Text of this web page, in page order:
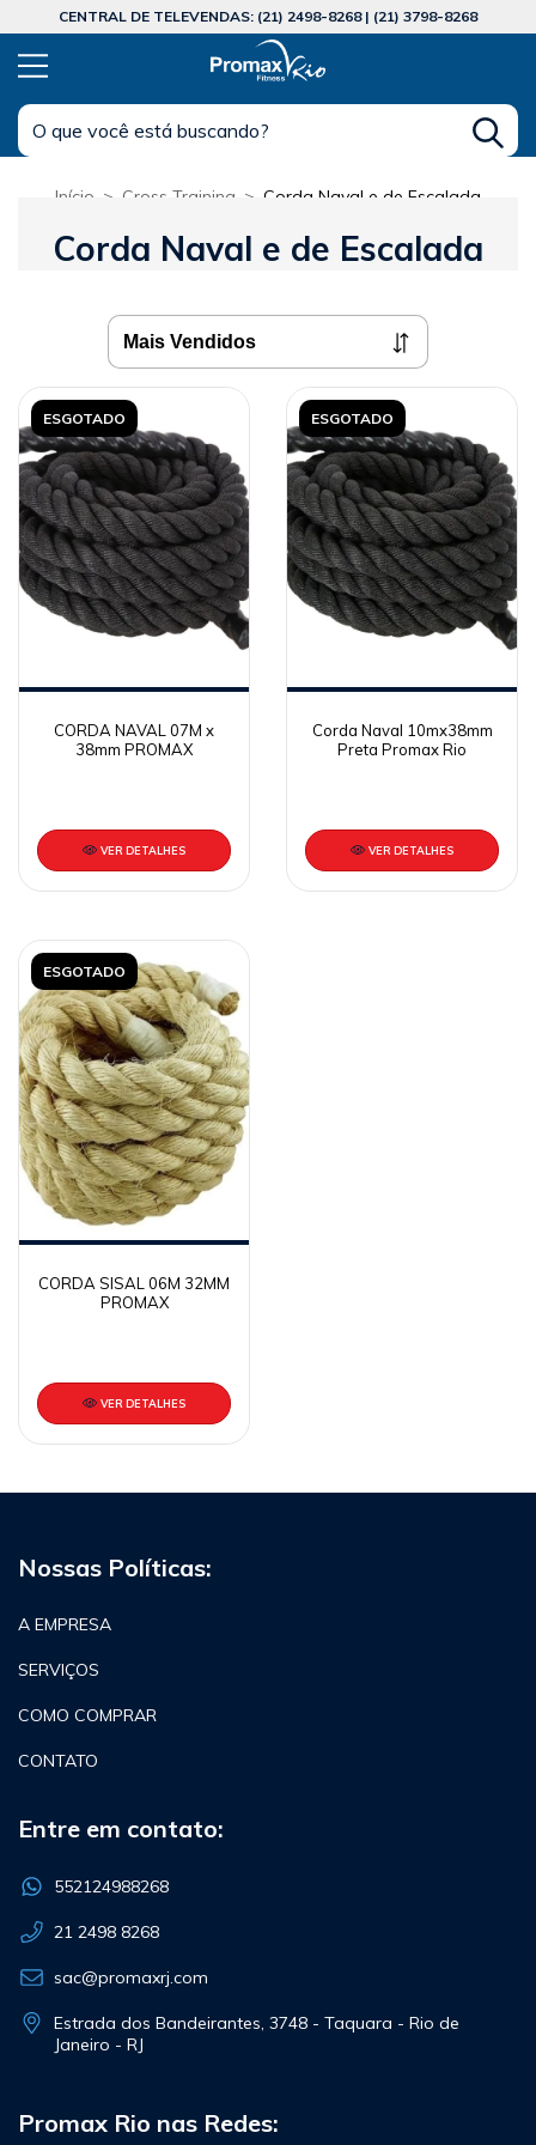
CENTRAL DE TELEVENDAS: (21) 2498-8268 | (21) 3798-8268
Início > Cross Training > Corda Naval e de Escalada
Corda Naval e de Escalada
ESGOTADO
CORDA NAVAL 07M x
38mm PROMAX
VER DETALHES
ESGOTADO
Corda Naval 10mx38mm
Preta Promax Rio
VER DETALHES
ESGOTADO
CORDA SISAL 06M 32MM
PROMAX
VER DETALHES
Nossas Políticas:
A EMPRESA
SERVIÇOS
COMO COMPRAR
CONTATO
Entre em contato:
552124988268
21 2498 8268
sac@promaxrj.com
Estrada dos Bandeirantes, 3748 - Taquara - Rio de
Janeiro - RJ
Promax Rio nas Redes: